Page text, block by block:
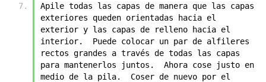
Apile todas las capas de manera que las capas
exteriores queden orientadas hacia el
exterior y las capas de relleno hacia el
interior.  Puede colocar un par de alfileres
rectos grandes a través de todas las capas
para mantenerlos juntos.  Ahora cose justo en
medio de la pila.  Coser de nuevo por el